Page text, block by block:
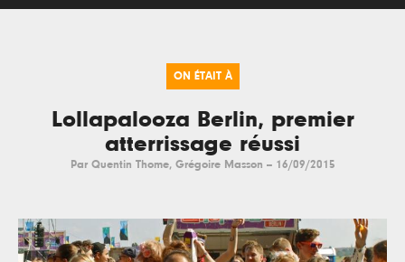
ON ÉTAIT À
Lollapalooza Berlin, premier
atterrissage réussi
Par Quentin Thome, Grégoire Masson -- 16/09/2015